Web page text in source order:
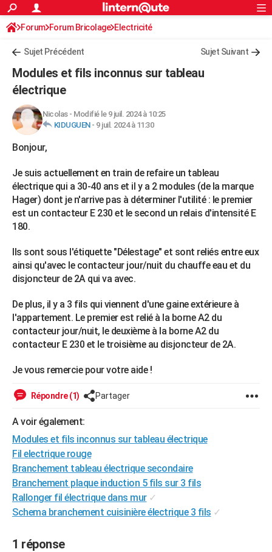
ACTUALITÉS
Politique
Société
Faits Divers
Education
Monde
Villes
+
Programme TV
TNTStreaming
Cinéma
Sorties cinéma
Musique
FINANCE
Retraite
Impôts
Epargne
Immobilier
Risques naturels par ville
Banque
Assurance
Crédit
AUTO
Essais
Réserver un essai
Citadines
Berlines
SUV
Forum auto
HIGH-TECH
Forum
Aménagement intérieur
Extérieur
Cuisine
Salle de bains
Jardinage
Rangement
WEEK-END
Guides de France
Escapades
Patrimoine
Expositions
Musées
Week-end nature
+LIFESTYLE
Alimentation
Guide de la santé
Maladies
Médicaments
Sommeil
VOYAGE
Destinations
City break
Voyage nature
Voyage de noces
Forum
Climat
+
GUIDES D'ACHAT
BONS PLANS
COPAINS D'AVANT
S'inscrire
Se connecter
Lycées
Collèges
Primaires
Universités
Entreprises
Service militaire
Avis de recherche
AVIS DE DÉCÈS
FORUM
Bricolage
Television
S'inscrire
Connexion
Forum Forum Bricolage Electricité
Sujet Précédent Sujet Suivant
Modules et fils inconnus sur tableau
électrique
Nicolas- Modifié le 9 juil. 2024 à 10:25
KIDUGUEN- 9 juil. 2024 à 11:30
Bonjour,
Je suis actuellement en train de refaire un tableau
électrique qui a 30-40 ans et il y a 2 modules (de la marque
Hager) dont je n'arrive pas à déterminer l'utilité : le premier
est un contacteur E 230 et le second un relais d'intensité E
180.
Ils sont sous l'étiquette "Délestage" et sont reliés entre eux
ainsi qu'avec le contacteur jour/nuit du chauffe eau et du
disjoncteur de 2A qui va avec.
De plus, il y a 3 fils qui viennent d'une gaine extérieure à
l'appartement. Le premier est relié à la borne A2 du
contacteur jour/nuit, le deuxième à la borne A2 du
contacteur E 230 et le troisième au disjoncteur de 2A.
Je vous remercie pour votre aide !
Répondre (1) Partager
A voir également:
Modules et fils inconnus sur tableau électrique
Fil electrique rouge
Branchement tableau électrique secondaire
Branchement plaque induction 5 fils sur 3 fils
Rallonger fil électrique dans mur ✓
Schema branchement cuisinière électrique 3 fils ✓
1 réponse